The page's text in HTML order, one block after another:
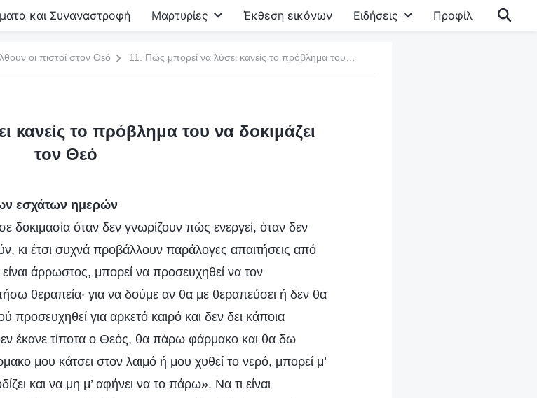
και Συναναστροφή Μαρτυρίες Έκθεση εικόνων Ειδήσεις Προφίλ
οι πιστοί στον Θεό
κανείς το πρόβλημα του να δοκιμάζει
τον Θεό
εσχάτων ημερών
όταν δεν γνωρίζουν πώς ενεργεί, όταν δεν
κι έτσι συχνά προβάλλουν παράλογες απαιτήσεις από
άρρωστος, μπορεί να προσευχηθεί να τον
θεραπεία· για να δούμε αν θα με θεραπεύσει ή δεν θα
προσευχηθεί για αρκετό καιρό και δεν δει κάποια
έκανε τίποτα ο Θεός, θα πάρω φάρμακο και θα δω
μου κάτσει στον λαιμό ή μου χυθεί το νερό, μπορεί μ’
και να μη μ’ αφήνει να το πάρω». Να τι είναι